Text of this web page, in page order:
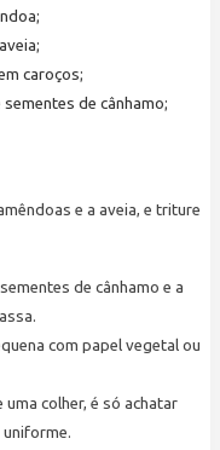
caroços;
de cânhamo;
e a aveia, e triture
de cânhamo e a
com papel vegetal ou
uma colher, é só achatar